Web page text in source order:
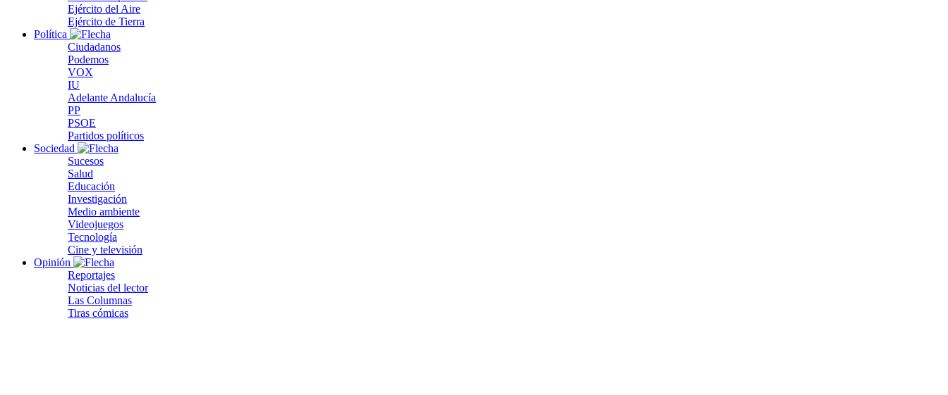
Ejército del Aire
Ejército de Tierra
Política
Ciudadanos
Podemos
VOX
IU
Adelante Andalucía
PP
PSOE
Partidos políticos
Sociedad
Sucesos
Salud
Educación
Investigación
Medio ambiente
Videojuegos
Tecnología
Cine y televisión
Opinión
Reportajes
Noticias del lector
Las Columnas
Tiras cómicas